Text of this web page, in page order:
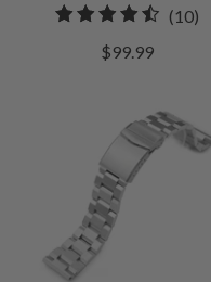
(10)
$99.99